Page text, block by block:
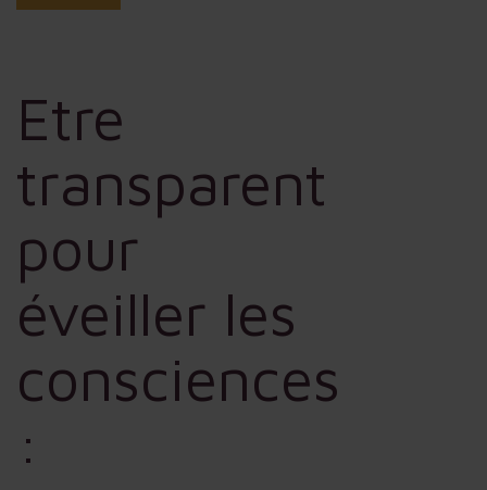
Etre
transparent
pour
éveiller les
consciences
: